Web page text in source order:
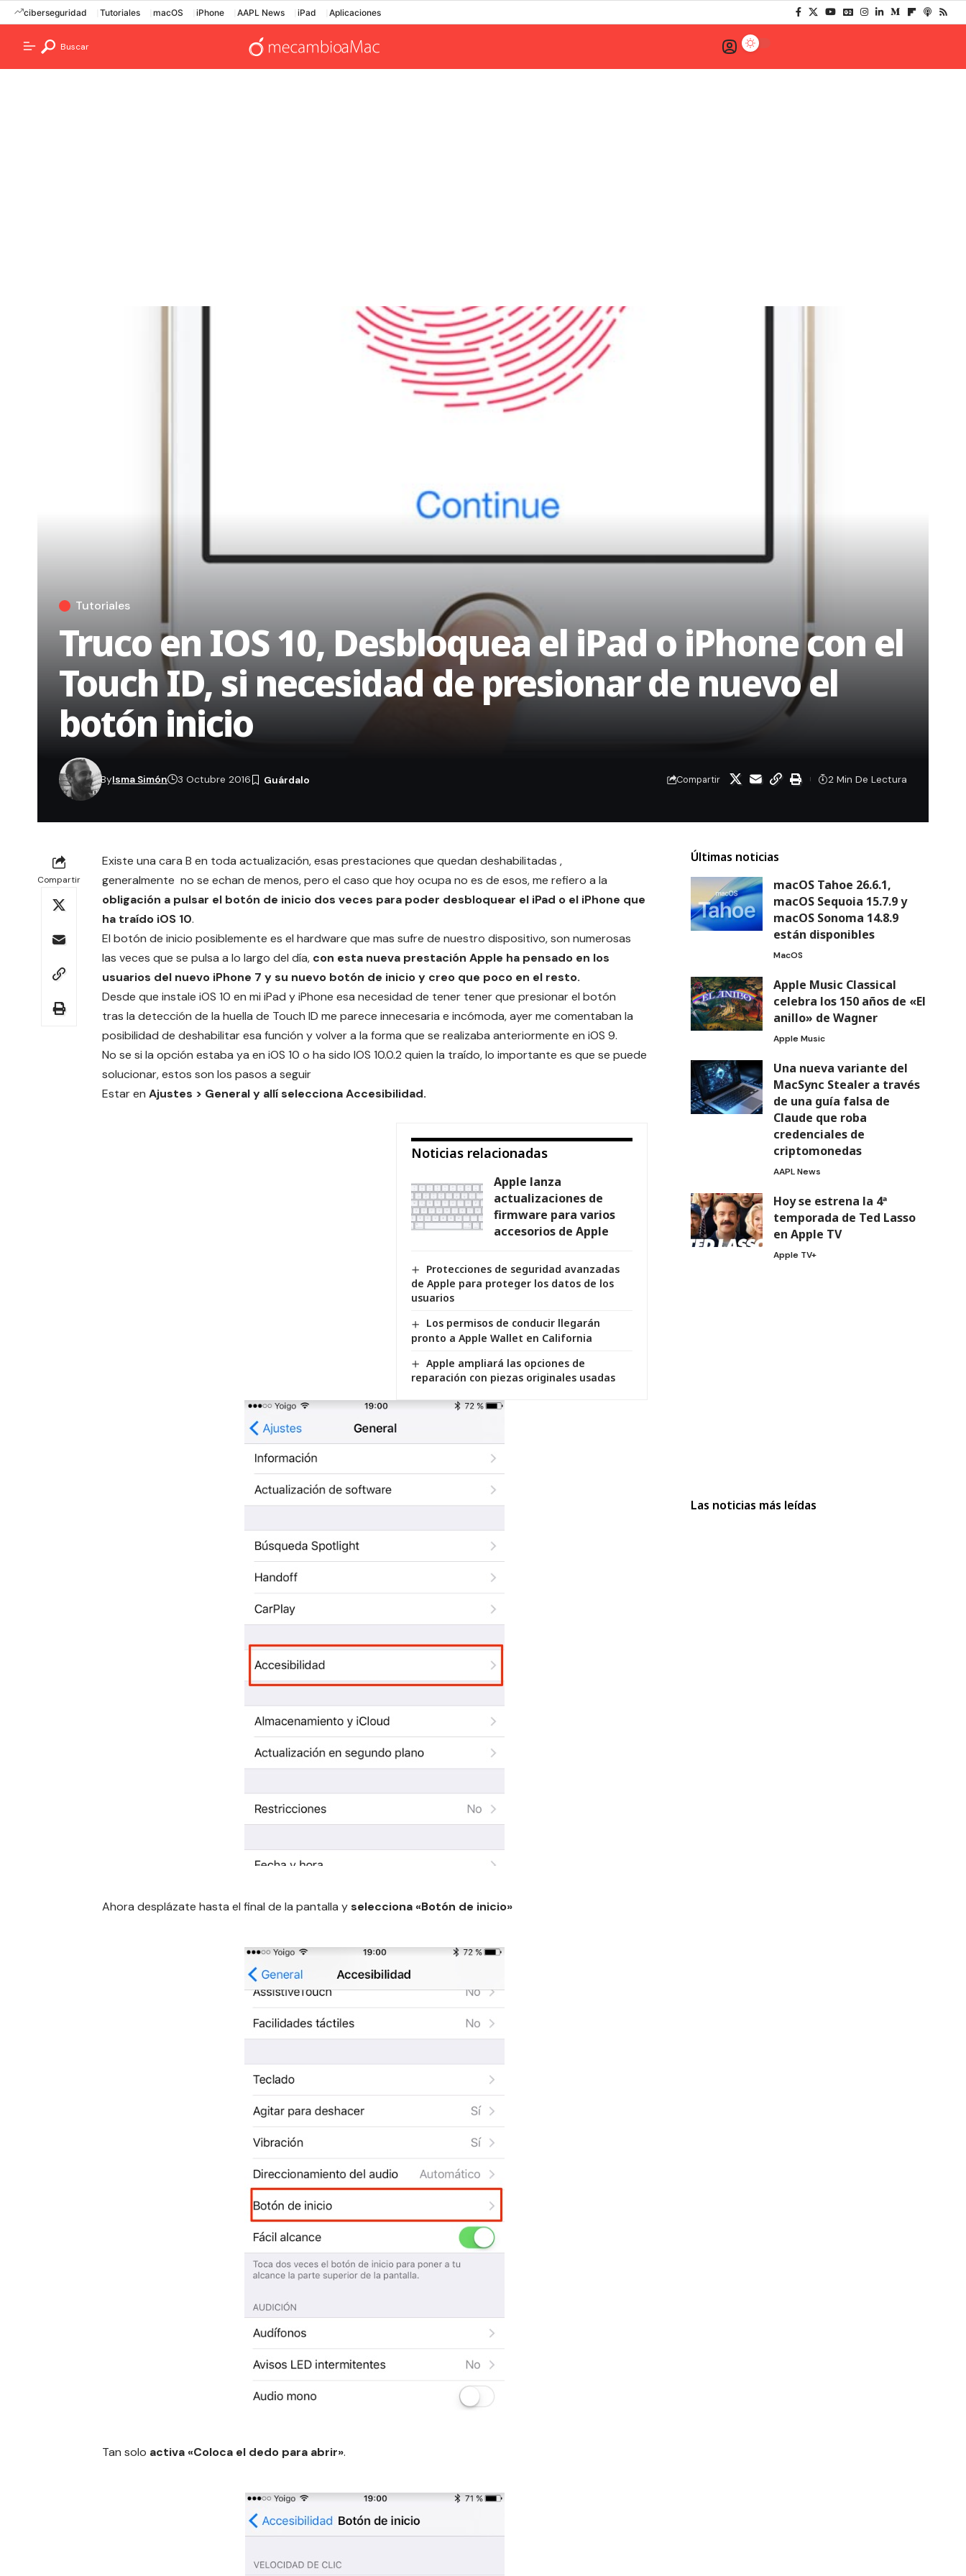
ciberseguridad Tutoriales macOS iPhone AAPL News iPad Aplicaciones
Buscar
Tutoriales
Truco en IOS 10, Desbloquea el iPad o iPhone con el
Touch ID, si necesidad de presionar de nuevo el
botón inicio
ByIsma Simón 3 Octubre 2016 Compartir 2 Min De Lectura
Compartir
Existe una cara B en toda actualización, esas prestaciones que quedan deshabilitadas ,
generalmente no se echan de menos, pero el caso que hoy ocupa no es de esos, me refiero a la
obligación a pulsar el botón de inicio dos veces para poder desbloquear el iPad o el iPhone que
ha traído iOS 10.
El botón de inicio posiblemente es el hardware que mas sufre de nuestro dispositivo, son numerosas
las veces que se pulsa a lo largo del día, con esta nueva prestación Apple ha pensado en los
usuarios del nuevo iPhone 7 y su nuevo botón de inicio y creo que poco en el resto.
Desde que instale iOS 10 en mi iPad y iPhone esa necesidad de tener tener que presionar el botón
tras la detección de la huella de Touch ID me parece innecesaria e incómoda, ayer me comentaban la
posibilidad de deshabilitar esa función y volver a la forma que se realizaba anteriormente en iOS 9.
No se si la opción estaba ya en iOS 10 o ha sido IOS 10.0.2 quien la traído, lo importante es que se puede
solucionar, estos son los pasos a seguir
Estar en Ajustes > General y allí selecciona Accesibilidad.
Noticias relacionadas
Apple lanza
actualizaciones de
firmware para varios
accesorios de Apple
Protecciones de seguridad avanzadas
de Apple para proteger los datos de los
usuarios
Los permisos de conducir llegarán
pronto a Apple Wallet en California
Apple ampliará las opciones de
reparación con piezas originales usadas
Ahora desplázate hasta el final de la pantalla yselecciona «Botón de inicio»
Tan solo activa «Coloca el dedo para abrir».
Últimas noticias
macOS Tahoe 26.6.1,
macOS Sequoia 15.7.9 y
macOS Sonoma 14.8.9
están disponibles
MacOS
Apple Music Classical
celebra los 150 años de «El
anillo» de Wagner
Apple Music
Una nueva variante del
MacSync Stealer a través
de una guía falsa de
Claude que roba
credenciales de
criptomonedas
AAPL News
Hoy se estrena la 4ª
temporada de Ted Lasso
en Apple TV
Apple TV+
Las noticias más leídas